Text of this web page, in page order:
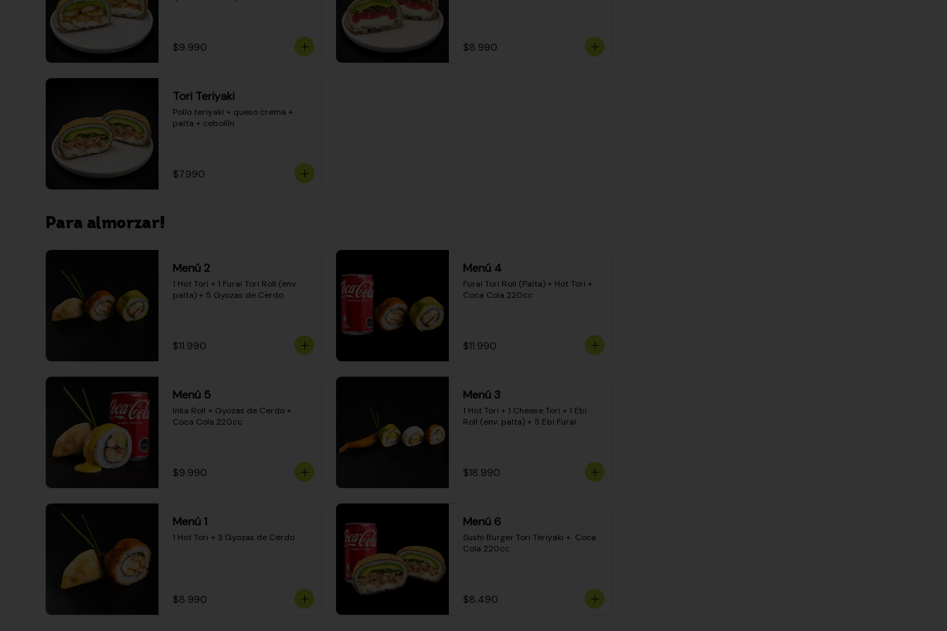
$9.990 $8.990
Tori Teriyaki
Pollo teriyaki + queso crema +
palta + cebollín
$7.990
Para almorzar!
Menú 2
1 Hot Tori + 1 Furai Tori Roll (env.
palta) + 5 Gyozas de Cerdo
$11.990
Menú 4
Furai Tori Roll (Palta) + Hot Tori +
Coca Cola 220cc
$11.990
Menú 5
Inka Roll + Gyozas de Cerdo +
Coca Cola 220cc
$9.990
Menú 3
1 Hot Tori + 1 Cheese Tori + 1 Ebi
Roll (env. palta) + 5 Ebi Furai
$18.990
Menú 1
1 Hot Tori + 3 Gyozas de Cerdo
$8.990
Menú 6
Sushi Burger Tori Teriyaki +  Coca
Cola 220cc
$8.490